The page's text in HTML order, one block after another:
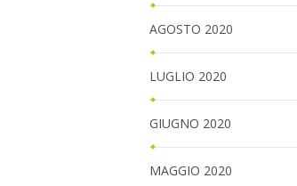
AGOSTO 2020
LUGLIO 2020
GIUGNO 2020
MAGGIO 2020